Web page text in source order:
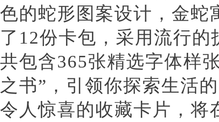
色的蛇形图案设计，金蛇
了12份卡包，采用流行
共包含365张精选字体样
之书”，引领你探索生活
令人惊喜的收藏卡片，将